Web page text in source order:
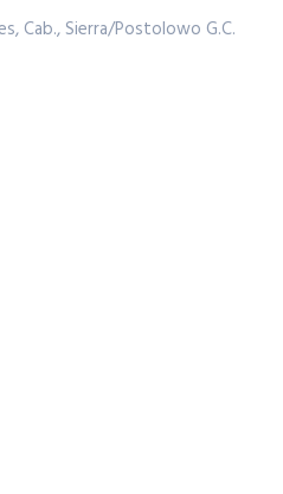
Cab., Sierra/Postolowo G.C.